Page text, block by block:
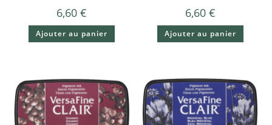
6,60€
Ajouter au panier
6,60 €
Ajouter au panier